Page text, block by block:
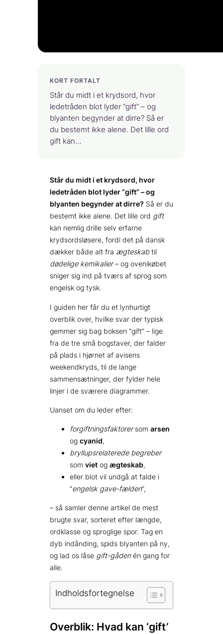
KORT FORTALT
Står du midt i et krydsord, hvor
ledetråden blot lyder “gift” – og
blyanten begynder at dirre? Så er
du bestemt ikke alene. Det lille ord
gift kan…
Står du midt i et krydsord, hvor
ledetråden blot lyder “gift” – og
blyanten begynder at dirre? Så er du
bestemt ikke alene. Det lille ord gift
kan nemlig drille selv erfarne
krydsordsløsere, fordi det på dansk
dækker både alt fra ægteskab til
dødelige kemikalier– og ovenikøbet
sniger sig ind på tværs af sprog som
engelsk og tysk.
I guiden her får du et lynhurtigt
overblik over, hvilke svar der typisk
gemmer sig bag boksen “gift” – lige
fra de tre små bogstaver, der falder
på plads i hjørnet af avisens
weekendkryds, til de lange
sammensætninger, der fylder hele
linjer i de sværere diagrammer.
Uanset om du leder efter:
forgiftningsfaktorersom arsen
og cyanid,
bryllupsrelaterede begreber
som viet og ægteskab,
eller blot vil undgå at falde i
“engelsk gave-fælden”,
– så samler denne artikel de mest
brugte svar, sorteret efter længde,
ordklasse og sproglige spor. Tag en
dyb indånding, spids blyanten på ny,
og lad os låse gift-gådenén gang for
alle.
Indholdsfortegnelse
Overblik: Hvad kan ‘gift’